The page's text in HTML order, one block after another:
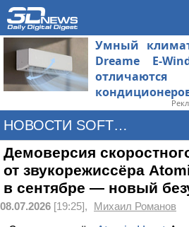
Умный
Dreame E-
НОВОСТИ SOFTWARE
Демоверсия
от звукорежиссёра
в сентябре — новый
08.07.2026 [19:25], Михаил Романов